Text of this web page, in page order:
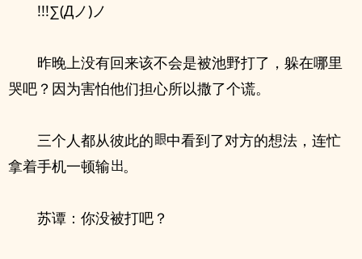
!!!∑(Дノ)ノ
昨晚上没有回来该不会是被池野打了，躲在哪里
哭吧？因为害怕他们担心所以撒了个谎。
三个人都从彼此的
中看到了对方的想法，连忙
拿着手机一顿输
。
苏谭：你没被打吧？